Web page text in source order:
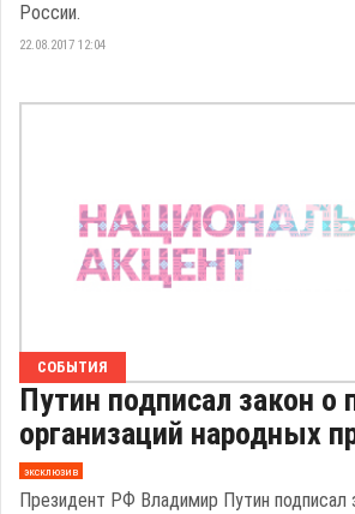
России.
22.08.2017 12:04
СОБЫТИЯ
Путин подписал закон о
организаций народных
эксклюзив
Президент РФ Владимир Путин подписал